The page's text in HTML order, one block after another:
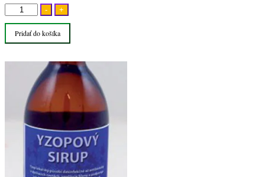
-
množstvo
Yzopový
sirup
+
Pridať do košíka